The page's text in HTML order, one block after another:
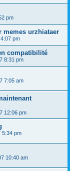
pm
memes urzhiataer
pm
compatibilité
8:31 pm
7:05 am
12:06 pm
5:34 pm
10:40 am